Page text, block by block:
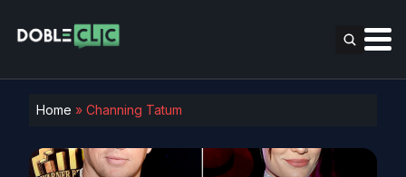
Home » Channing Tatum